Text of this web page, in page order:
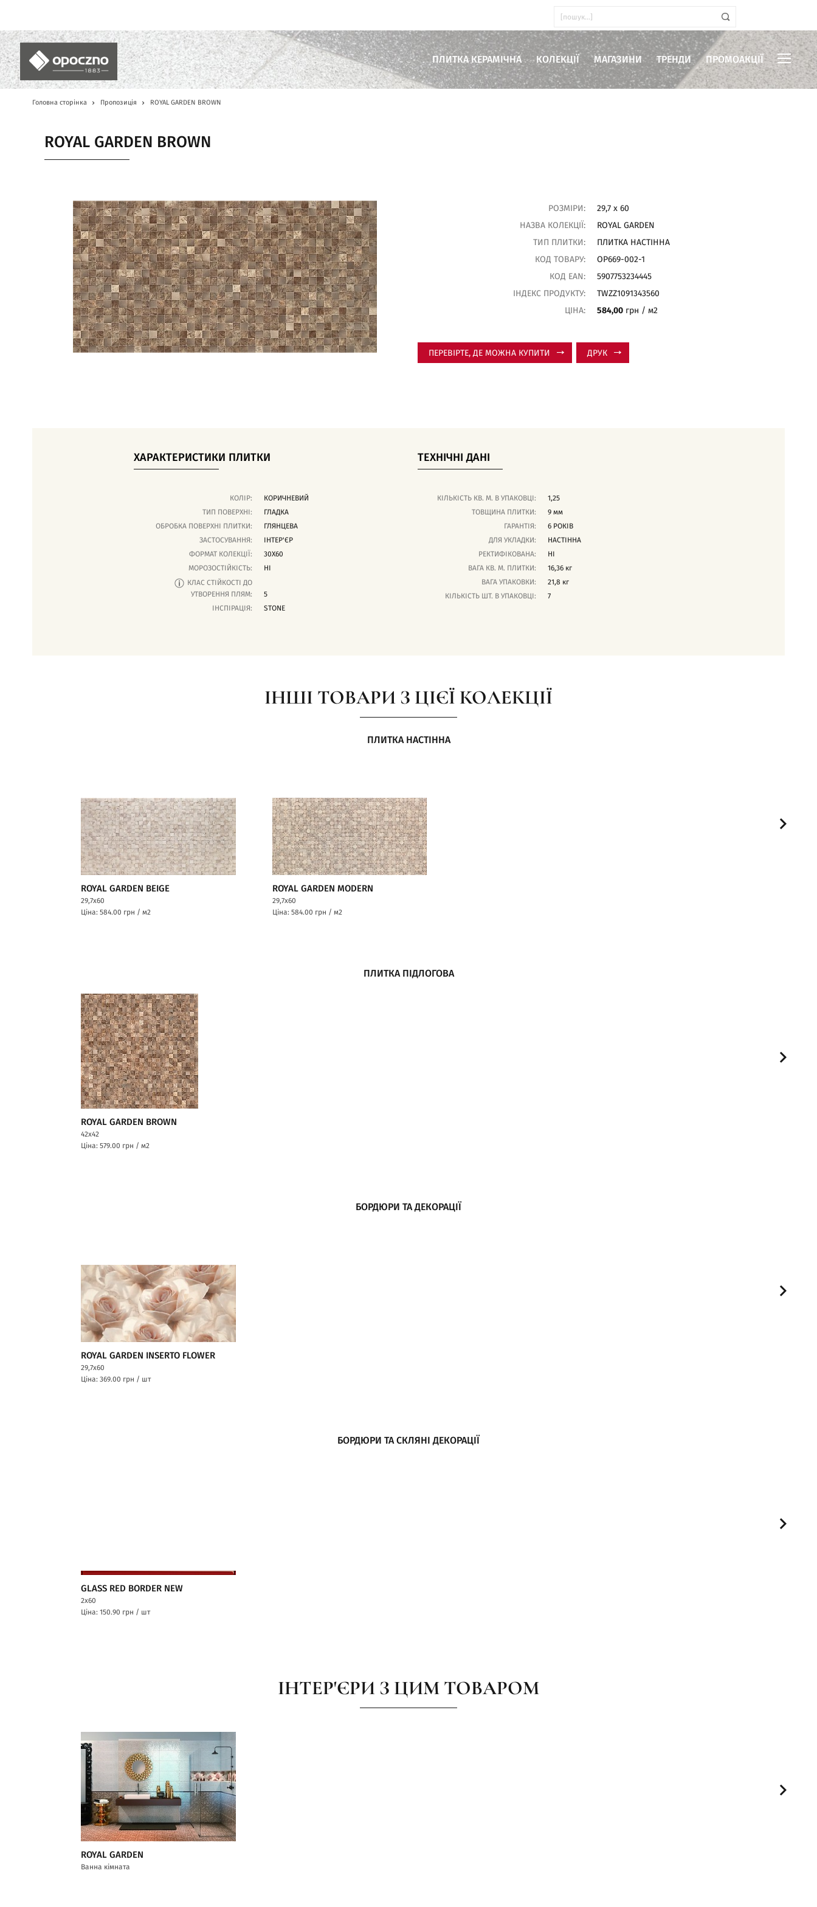
ПЛИТКА КЕРАМІЧНА КОЛЕКЦІЇ МАГАЗИНИ ТРЕНДИ ПРОМОАКЦІЇ
Головна сторінка Пропозиція ROYAL GARDEN BROWN
ROYAL GARDEN BROWN
РОЗМІРИ:
29,7 x 60
НАЗВА КОЛЕКЦІЇ:
ROYAL GARDEN
ТИП ПЛИТКИ:
ПЛИТКА НАСТІННА
КОД ТОВАРУ:
OP669-002-1
КОД EAN:
5907753234445
ІНДЕКС ПРОДУКТУ:
TWZZ1091343560
ЦІНА:
584,00 грн / м2
ПЕРЕВІРТЕ, ДЕ МОЖНА КУПИТИ ДРУК
ХАРАКТЕРИСТИКИ ПЛИТКИ
КОЛІР:
КОРИЧНЕВИЙ
ТИП ПОВЕРХНІ:
ГЛАДКА
ОБРОБКА ПОВЕРХНІ ПЛИТКИ:
ГЛЯНЦЕВА
ЗАСТОСУВАННЯ:
ІНТЕР'ЄР
ФОРМАТ КОЛЕКЦІЇ:
30X60
МОРОЗОСТІЙКІСТЬ:
НІ
КЛАС СТІЙКОСТІ ДО
УТВОРЕННЯ ПЛЯМ:
5
ІНСПІРАЦІЯ:
STONE
ТЕХНІЧНІ ДАНІ
КІЛЬКІСТЬ КВ. М. В УПАКОВЦІ:
1,25
ТОВЩИНА ПЛИТКИ:
9 мм
ГАРАНТІЯ:
6 РОКІВ
ДЛЯ УКЛАДКИ:
НАСТІННА
РЕКТИФІКОВАНА:
НІ
ВАГА КВ. М. ПЛИТКИ:
16,36 кг
ВАГА УПАКОВКИ:
21,8 кг
КІЛЬКІСТЬ ШТ. В УПАКОВЦІ:
7
ІНШІ ТОВАРИ З ЦІЄЇ КОЛЕКЦІЇ
ПЛИТКА НАСТІННА
ROYAL GARDEN BEIGE
29,7x60
Ціна: 584.00 грн / м2
ROYAL GARDEN MODERN
29,7x60
Ціна: 584.00 грн / м2
ПЛИТКА ПІДЛОГОВА
ROYAL GARDEN BROWN
42x42
Ціна: 579.00 грн / м2
БОРДЮРИ ТА ДЕКОРАЦІЇ
ROYAL GARDEN INSERTO FLOWER
29,7x60
Ціна: 369.00 грн / шт
БОРДЮРИ ТА СКЛЯНІ ДЕКОРАЦІЇ
GLASS RED BORDER NEW
2x60
Ціна: 150.90 грн / шт
ІНТЕР'ЄРИ З ЦИМ ТОВАРОМ
ROYAL GARDEN
Ванна кімната